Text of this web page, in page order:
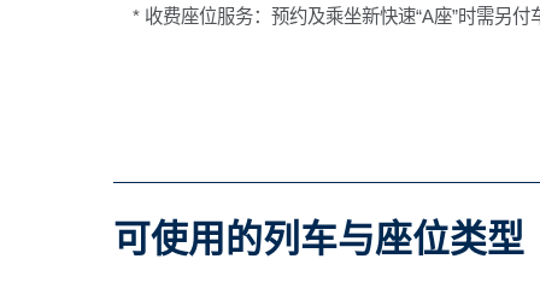
* 收费座位服务：预约及乘坐新快速“A座”时需另付
可使用的列车与座位类型